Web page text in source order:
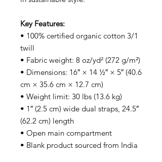
Key Features:
• 100% certified organic cotton 3/1
twill
• Fabric weight: 8 oz/yd² (272 g/m²)
• Dimensions: 16″ × 14 ½″ × 5″ (40.6
cm × 35.6 cm × 12.7 cm)
• Weight limit: 30 lbs (13.6 kg)
• 1″ (2.5 cm) wide dual straps, 24.5″
(62.2 cm) length
• Open main compartment
• Blank product sourced from India